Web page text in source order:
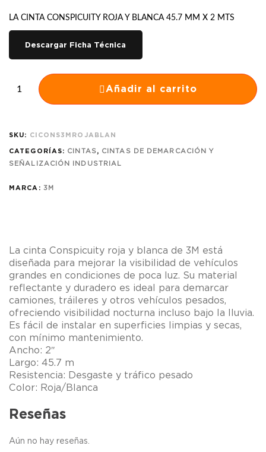
LA CINTA CONSPICUITY ROJA Y BLANCA 45.7 MM X 2 MTS
Descargar Ficha Técnica
Añadir al carrito
SKU: CICONS3MROJABLAN
CATEGORÍAS: CINTAS, CINTAS DE DEMARCACIÓN Y
SEÑALIZACIÓN INDUSTRIAL
MARCA: 3M
La cinta Conspicuity roja y blanca de 3M está
diseñada para mejorar la visibilidad de vehículos
grandes en condiciones de poca luz. Su material
reflectante y duradero es ideal para demarcar
camiones, tráileres y otros vehículos pesados,
ofreciendo visibilidad nocturna incluso bajo la lluvia.
Es fácil de instalar en superficies limpias y secas,
con mínimo mantenimiento.
Ancho: 2″
Largo: 45.7 m
Resistencia: Desgaste y tráfico pesado
Color: Roja/Blanca
Reseñas
Aún no hay reseñas.